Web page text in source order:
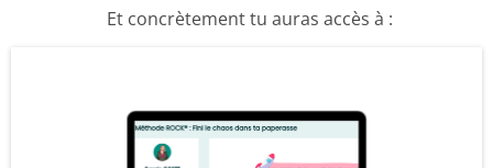
Et concrètement tu auras accès à :